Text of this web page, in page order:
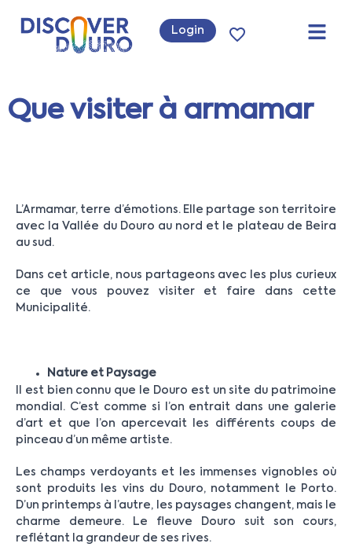
Login
Que visiter à armamar
L’Armamar, terre d’émotions. Elle partage son territoire
avec la Vallée du Douro au nord et le plateau de Beira
au sud.
Dans cet article, nous partageons avec les plus curieux
ce que vous pouvez visiter et faire dans cette
Municipalité.
Nature et Paysage
Il est bien connu que le Douro est un site du patrimoine
mondial. C’est comme si l’on entrait dans une galerie
d’art et que l’on apercevait les différents coups de
pinceau d’un même artiste.
Les champs verdoyants et les immenses vignobles où
sont produits les vins du Douro, notamment le Porto.
D’un printemps à l’autre, les paysages changent, mais le
charme demeure. Le fleuve Douro suit son cours,
reflétant la grandeur de ses rives.